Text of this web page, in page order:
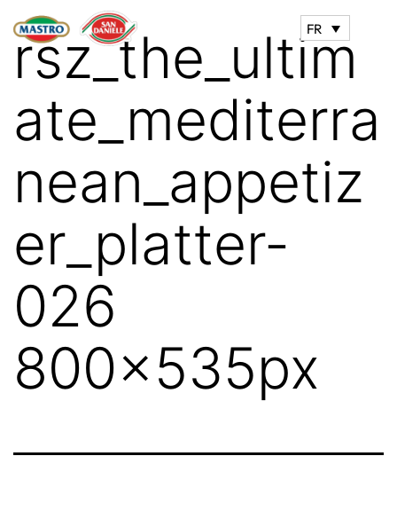
FR
rsz_the_ultim
ate_mediterra
nean_appetiz
er_platter-
026
800x535px